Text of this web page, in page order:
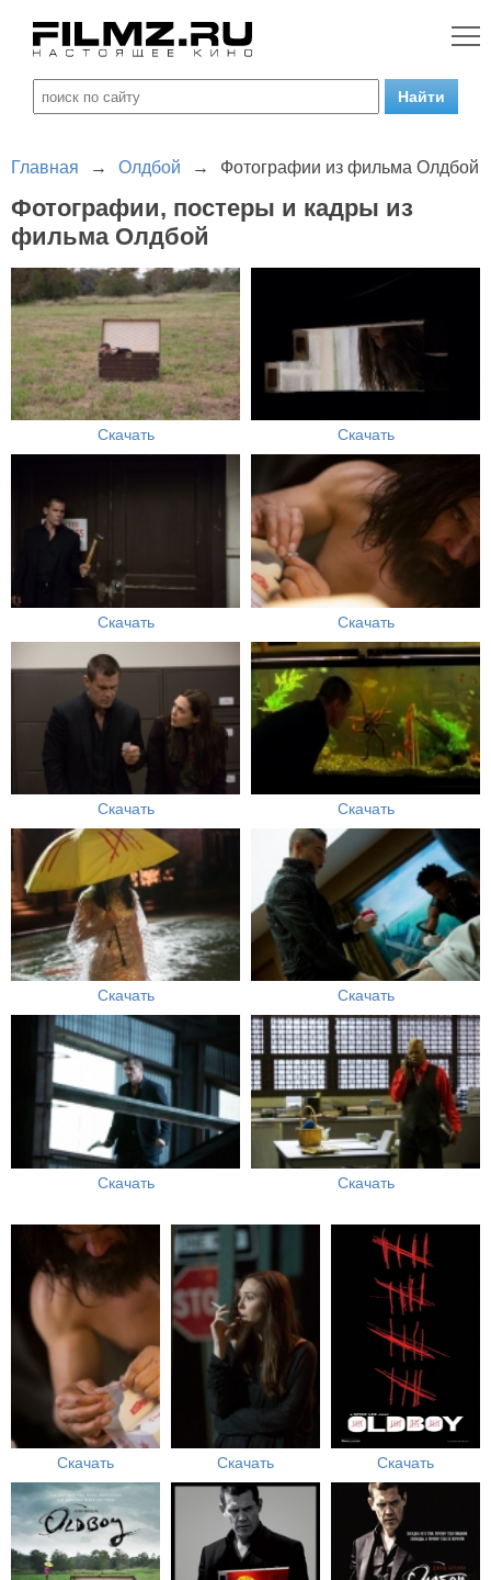
Главная → Олдбой → Фотографии из фильма Олдбой
Фотографии, постеры и кадры из
фильма Олдбой
Скачать Скачать
Скачать Скачать
Скачать Скачать
Скачать Скачать
Скачать Скачать
Скачать Скачать Скачать